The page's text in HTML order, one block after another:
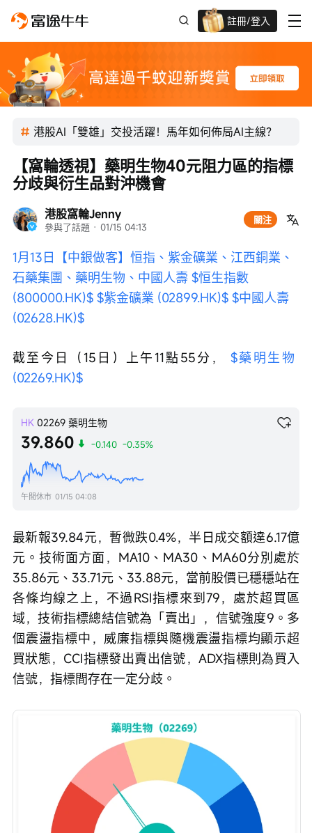
註冊/登入
港股AI「雙雄」交投活躍！馬年如何佈局AI主線？
港股窩輪Jenny
參與了話題 · 01/15 04:13
關注
【窩輪透視】藥明生物40元阻力區的指標
分歧與衍生品對沖機會
1月13日【中銀做客】恒指、紫金礦業、江西銅業、
石藥集團、藥明生物、中國人壽 $恒生指數
(800000.HK)$ $紫金礦業 (02899.HK)$ $中國人壽
(02628.HK)$
截至今日（15日）上午11點55分， $藥明生物
(02269.HK)$
HK 02269 藥明生物
39.860 -0.140 -0.35%
午間休市 01/15 04:08
最新報39.84元，暫微跌0.4%，半日成交額達6.17億
元。技術面方面，MA10、MA30、MA60分別處於
35.86元、33.71元、33.88元，當前股價已穩穩站在
各條均線之上，不過RSI指標來到79，處於超買區
域，技術指標總結信號為「賣出」，信號強度9。多
個震盪指標中，威廉指標與隨機震盪指標均顯示超
買狀態，CCI指標發出賣出信號，ADX指標則為買入
信號，指標間存在一定分歧。